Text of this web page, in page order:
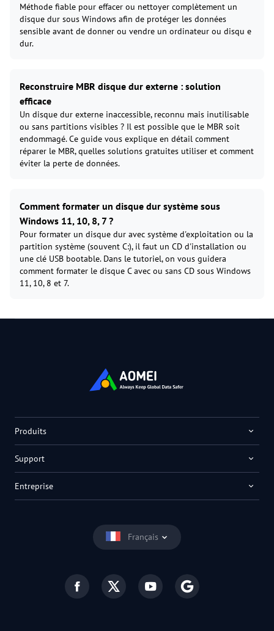
Méthode fiable pour effacer ou nettoyer complètement un
disque dur sous Windows afin de protéger les données
sensible avant de donner ou vendre un ordinateur ou disqu e
dur.
Reconstruire MBR disque dur externe : solution
efficace
Un disque dur externe inaccessible, reconnu mais inutilisable
ou sans partitions visibles ? Il est possible que le MBR soit
endommagé. Ce guide vous explique en détail comment
réparer le MBR, quelles solutions gratuites utiliser et comment
éviter la perte de données.
Comment formater un disque dur système sous
Windows 11, 10, 8, 7 ?
Pour formater un disque dur avec système d'exploitation ou la
partition système (souvent C:), il faut un CD d'installation ou
une clé USB bootable. Dans le tutoriel, on vous guidera
comment formater le disque C avec ou sans CD sous Windows
11, 10, 8 et 7.
Français
Produits
Support
Entreprise